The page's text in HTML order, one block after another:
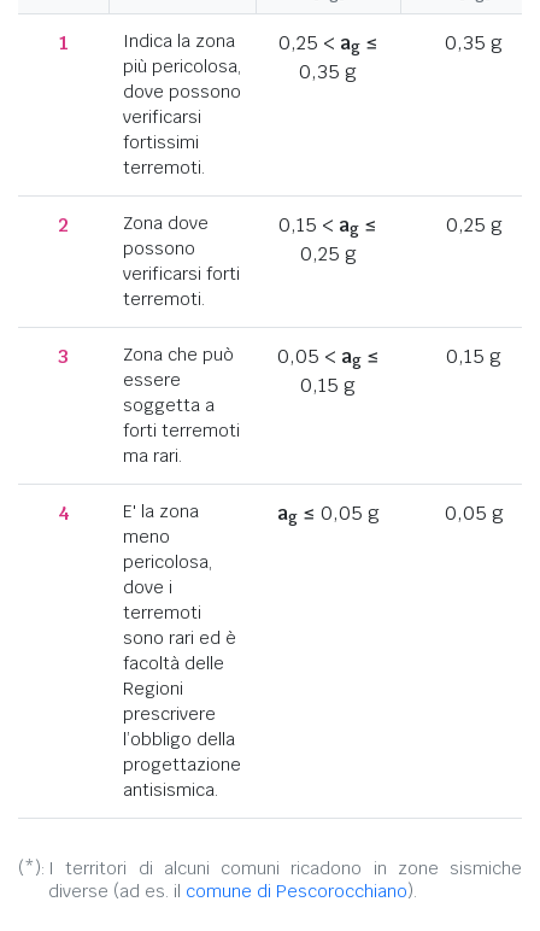
1
Indica la zona
più pericolosa,
dove possono
verificarsi
fortissimi
terremoti.
0,25 < ag≤
0,35 g
0,35 g
2
Zona dove
possono
verificarsi forti
terremoti.
0,15 < ag ≤
0,25 g
0,25 g
3
Zona che può
essere
soggetta a
forti terremoti
ma rari.
0,05 < ag≤
0,15 g
0,15 g
4
E' la zona
meno
pericolosa,
dove i
terremoti
sono rari ed è
facoltà delle
Regioni
prescrivere
l’obbligo della
progettazione
antisismica.
ag≤ 0,05 g 0,05 g
(*): I territori di alcuni comuni ricadono in zone sismiche
diverse (ad es. il comune di Pescorocchiano).